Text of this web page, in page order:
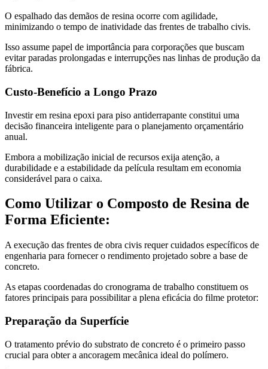
O espalhado das demãos de resina ocorre com agilidade,
minimizando o tempo de inatividade das frentes de trabalho civis.
Isso assume papel de importância para corporações que buscam
evitar paradas prolongadas e interrupções nas linhas de produção da
fábrica.
Custo-Benefício a Longo Prazo
Investir em resina epoxi para piso antiderrapante constitui uma
decisão financeira inteligente para o planejamento orçamentário
anual.
Embora a mobilização inicial de recursos exija atenção, a
durabilidade e a estabilidade da película resultam em economia
considerável para o caixa.
Como Utilizar o Composto de Resina de
Forma Eficiente:
A execução das frentes de obra civis requer cuidados específicos de
engenharia para fornecer o rendimento projetado sobre a base de
concreto.
As etapas coordenadas do cronograma de trabalho constituem os
fatores principais para possibilitar a plena eficácia do filme protetor:
Preparação da Superfície
O tratamento prévio do substrato de concreto é o primeiro passo
crucial para obter a ancoragem mecânica ideal do polímero.